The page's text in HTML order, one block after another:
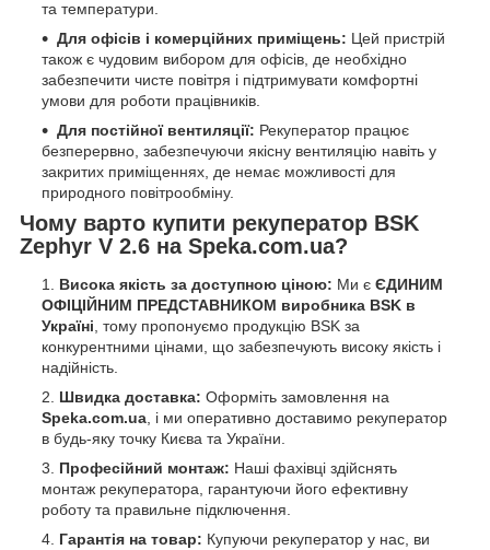
та температури.
Для офісів і комерційних приміщень: Цей пристрій
також є чудовим вибором для офісів, де необхідно
забезпечити чисте повітря і підтримувати комфортні
умови для роботи працівників.
Для постійної вентиляції: Рекуператор працює
безперервно, забезпечуючи якісну вентиляцію навіть у
закритих приміщеннях, де немає можливості для
природного повітрообміну.
Чому варто купити рекуператор BSK
Zephyr V 2.6 на Speka.com.ua?
Висока якість за доступною ціною: Ми є ЄДИНИМ
ОФІЦІЙНИМ ПРЕДСТАВНИКОМ виробника BSK в
Україні, тому пропонуємо продукцію BSK за
конкурентними цінами, що забезпечують високу якість і
надійність.
Швидка доставка: Оформіть замовлення на
Speka.com.ua, і ми оперативно доставимо рекуператор
в будь-яку точку Києва та України.
Професійний монтаж: Наші фахівці здійснять
монтаж рекуператора, гарантуючи його ефективну
роботу та правильне підключення.
Гарантія на товар: Купуючи рекуператор у нас, ви